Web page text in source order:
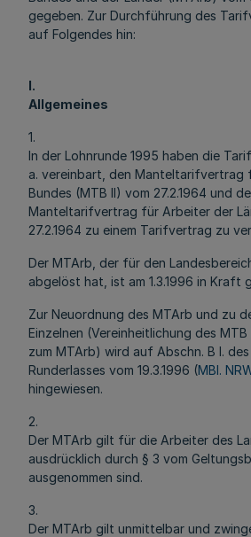
gegeben. Zur Durchführung des
auf Folgendes hin:
I.
Allgemeines
1.
In der Lohnrunde 1995 haben die
a. vereinbart, den Manteltarifvertrag
Bundes (MTB II) vom 27.2.1964 und
Manteltarifvertrag für Arbeiter der
27.2.1964 zu einem Tarifvertrag zu
Der MTArb, der für den
abgelöst hat, ist am 1.3.1996 in Kraft
Zur Neuordnung des MTArb und zu
Einzelnen (Vereinheitlichung des MTB
zum MTArb) wird auf Abschn. B I. des
Runderlasses vom 19.3.1996 (MBl.
hingewiesen.
2.
Der MTArb gilt für die Arbeiter des
ausdrücklich durch § 3 vom
ausgenommen sind.
3.
Der MTArb gilt unmittelbar und